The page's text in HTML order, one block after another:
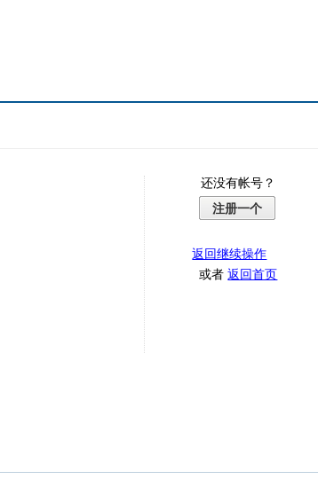
还没有帐号？
注册一个
返回继续操作
或者返回首页